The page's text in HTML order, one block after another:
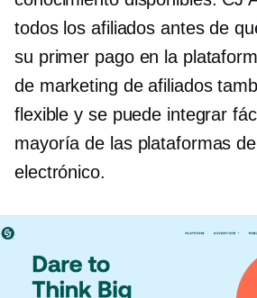
todos los afiliados antes de
su primer pago en la
de marketing de afiliados
flexible y se puede integrar
mayoría de las plataformas
electrónico.